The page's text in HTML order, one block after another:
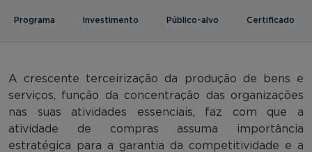
Programa Investimento Público-alvo Certificado
A crescente terceirização da produção de bens e
serviços, função da concentração das organizações
nas suas atividades essenciais, faz com que a
atividade de compras assuma importância
estratégica para a garantia da competitividade e a